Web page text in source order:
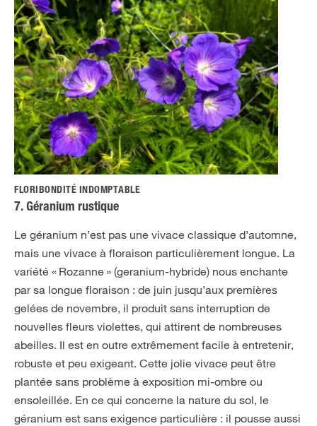
FLORIBONDITÉ INDOMPTABLE
7. Géranium rustique
Le géranium n’est pas une vivace classique d’automne,
mais une vivace à floraison particulièrement longue. La
variété « Rozanne » (geranium-hybride) nous enchante
par sa longue floraison : de juin jusqu’aux premières
gelées de novembre, il produit sans interruption de
nouvelles fleurs violettes, qui attirent de nombreuses
abeilles. Il est en outre extrêmement facile à entretenir,
robuste et peu exigeant. Cette jolie vivace peut être
plantée sans problème à exposition mi-ombre ou
ensoleillée. En ce qui concerne la nature du sol, le
géranium est sans exigence particulière : il pousse aussi